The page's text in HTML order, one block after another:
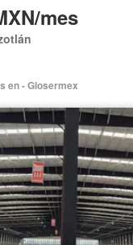
mes
en - Glosermex